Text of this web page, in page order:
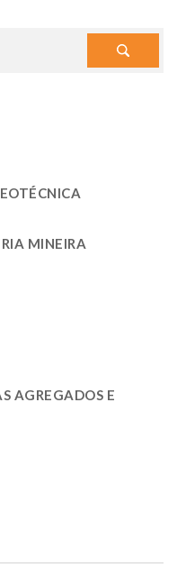
MINEIRA
AGREGADOS E